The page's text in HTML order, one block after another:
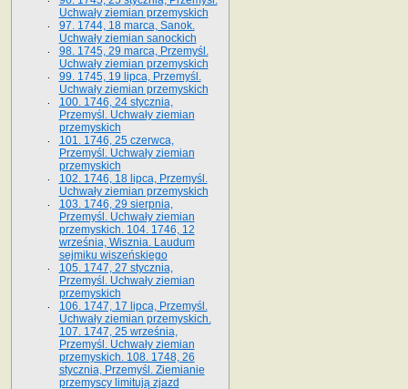
Uchwały ziemian przemyskich
97. 1744, 18 marca, Sanok.
Uchwały ziemian sanockich
98. 1745, 29 marca, Przemyśl.
Uchwały ziemian przemyskich
99. 1745, 19 lipca, Przemyśl.
Uchwały ziemian przemyskich
100. 1746, 24 stycznia,
Przemyśl. Uchwały ziemian
przemyskich
101. 1746, 25 czerwca,
Przemyśl. Uchwały ziemian
przemyskich
102. 1746, 18 lipca, Przemyśl.
Uchwały ziemian przemyskich
103. 1746, 29 sierpnia,
Przemyśl. Uchwały ziemian
przemyskich. 104. 1746, 12
września, Wisznia. Laudum
sejmiku wiszeńskiego
105. 1747, 27 stycznia,
Przemyśl. Uchwały ziemian
przemyskich
106. 1747, 17 lipca, Przemyśl.
Uchwały ziemian przemyskich.
107. 1747, 25 września,
Przemyśl. Uchwały ziemian
przemyskich. 108. 1748, 26
stycznia, Przemyśl. Ziemianie
przemyscy limitują zjazd